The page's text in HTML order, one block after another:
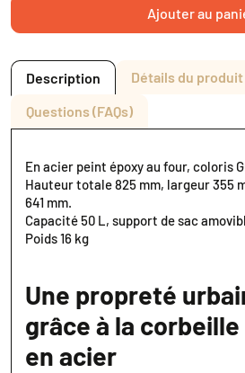
Ajouter au
Description
Détails du produit
Questions (FAQs)
En acier peint époxy au four, coloris
Hauteur totale 825 mm, largeur 355
641 mm.
Capacité 50 L, support de sac
Poids 16 kg
Une propreté
grâce à la corbeille
en acier